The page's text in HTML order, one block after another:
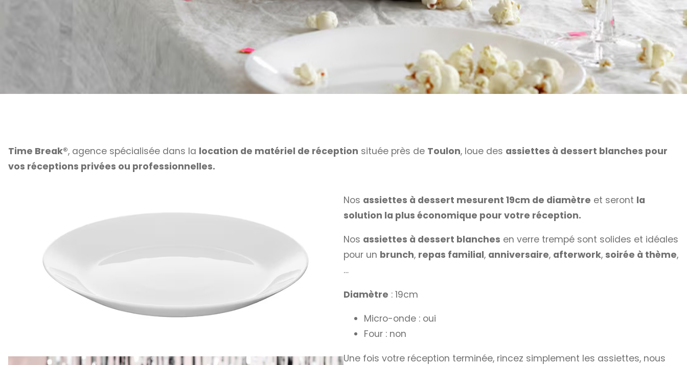
Time Break®, agence spécialisée dans la location de matériel de réception située près de Toulon, loue des assiettes à dessert blanches pour
vos réceptions privées ou professionnelles.
Nos assiettes à dessert mesurent 19cm de diamètre et seront la
solution la plus économique pour votre réception.
Nos assiettes à dessert blanches en verre trempé sont solides et idéales
pour un brunch, repas familial, anniversaire, afterwork, soirée à thème,
…
Diamètre : 19cm
Micro-onde : oui
Four : non
Une fois votre réception terminée, rincez simplement les assiettes, nous